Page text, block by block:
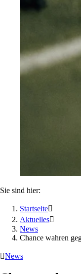
Sie sind hier:
Startseite
Aktuelles
News
Chance wahren
News